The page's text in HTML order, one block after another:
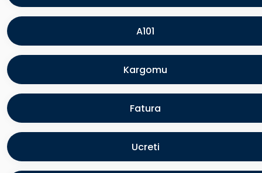
A101
Kargomu
Fatura
Ucreti